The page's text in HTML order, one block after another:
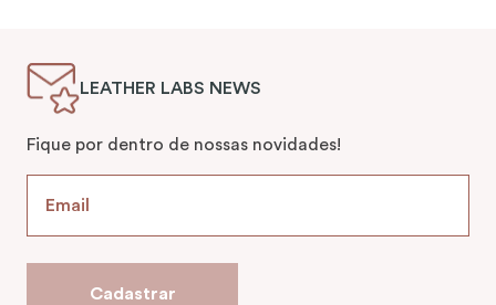
LEATHER LABS NEWS
Fique por dentro de nossas novidades!
Cadastrar